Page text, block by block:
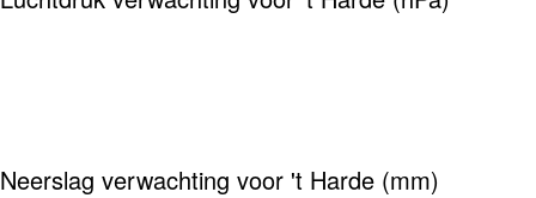
Neerslag verwachting voor 't Harde (mm)